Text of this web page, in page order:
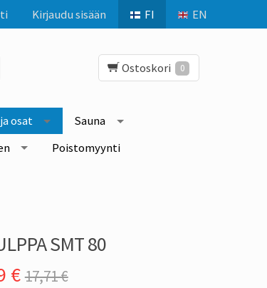
FI EN
Kirjaudu sisään
Ostoskori 0
osat
Sauna
Poistomyynti
SMT 80
€ 17,71 €